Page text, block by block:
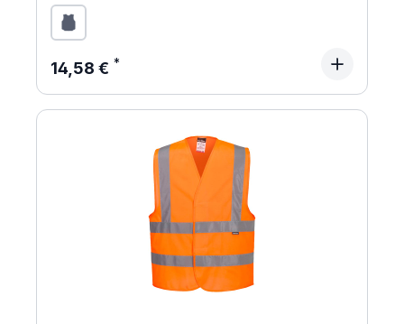
Regulärer Preis:
14,58 €